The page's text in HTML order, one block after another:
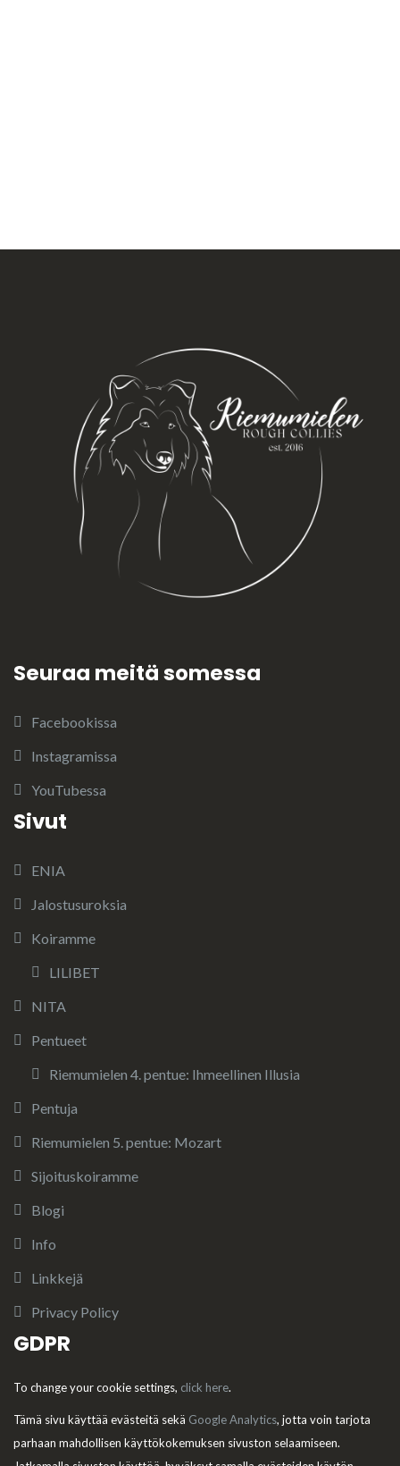
Seuraa meitä somessa
Facebookissa
Instagramissa
YouTubessa
Sivut
ENIA
Jalostusuroksia
Koiramme
LILIBET
NITA
Pentueet
Riemumielen 4. pentue: Ihmeellinen Illusia
Pentuja
Riemumielen 5. pentue: Mozart
Sijoituskoiramme
Blogi
Info
Linkkejä
Privacy Policy
GDPR
To change your cookie settings, click here.
Tämä sivu käyttää evästeitä sekä Google Analytics, jotta voin tarjota
parhaan mahdollisen käyttökokemuksen sivuston selaamiseen.